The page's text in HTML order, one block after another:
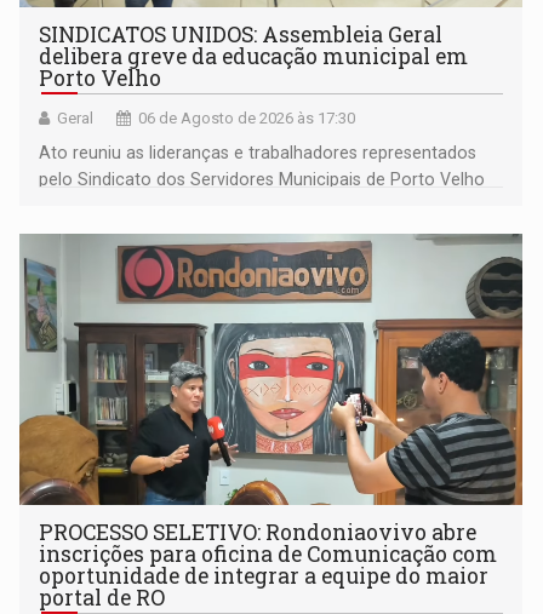
SINDICATOS UNIDOS: Assembleia Geral
delibera greve da educação municipal em
Porto Velho
Geral 06 de Agosto de 2026 às 17:30
Ato reuniu as lideranças e trabalhadores representados
pelo Sindicato dos Servidores Municipais de Porto Velho
PROCESSO SELETIVO: Rondoniaovivo abre
inscrições para oficina de Comunicação com
oportunidade de integrar a equipe do maior
portal de RO